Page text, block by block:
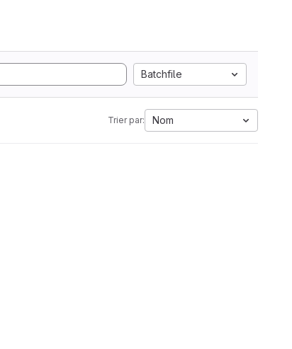
Batchfile
Trier par: Nom